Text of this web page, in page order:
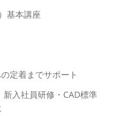
基本講座
定着までサポート
入社員研修・CAD標準